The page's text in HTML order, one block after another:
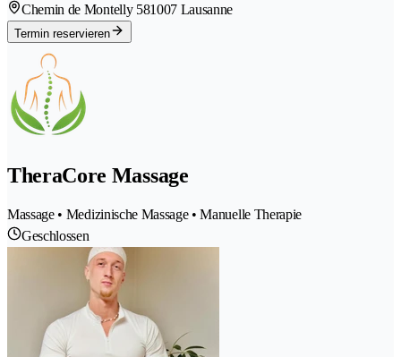
Chemin de Montelly 581007 Lausanne
Termin reservieren
TheraCore Massage
Massage • Medizinische Massage • Manuelle Therapie
Geschlossen